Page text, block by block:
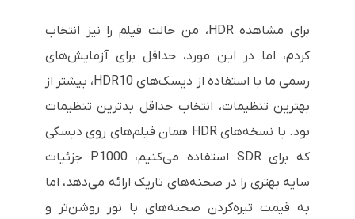
برای مشاهده HDR، من حالت فیلم را نیز انتخاب
کردم، اما در این مورد، حداقل برای آزمایش‌های
رسمی ما با استفاده از دیسک‌های HDR10، بیشتر از
بهترین تنظیمات، انتخاب حداقل بدترین تنظیمات
بود. با نسخه‌های HDR همان فیلم‌های روی دیسکی
که برای SDR استفاده می‌کنیم، P1000 جزئیات
سایه بهتری را در صحنه‌های تاریک ارائه می‌دهد، اما
به قیمت تیره‌کردن صحنه‌های با نور روشن‌تر و